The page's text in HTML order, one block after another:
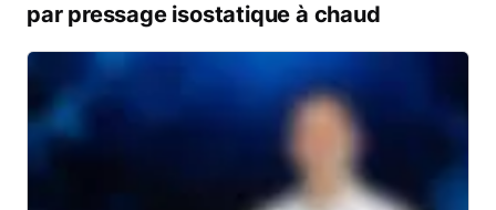
par pressage isostatique à chaud